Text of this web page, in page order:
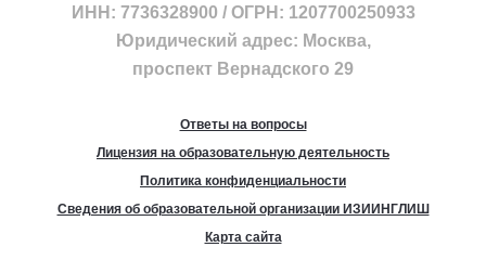
ИНН: 7736328900 / ОГРН: 1207700250933
Юридический адрес: Москва,
проспект Вернадского 29
Ответы на вопросы
Лицензия на образовательную деятельность
Политика конфиденциальности
Сведения об образовательной организации ИЗИИНГЛИШ
Карта сайта